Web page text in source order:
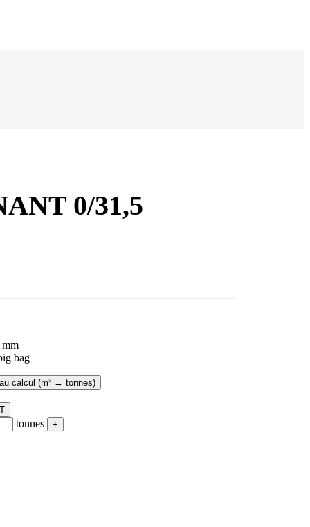
0/31,5
bag
calcul (m² → tonnes)
tonnes +